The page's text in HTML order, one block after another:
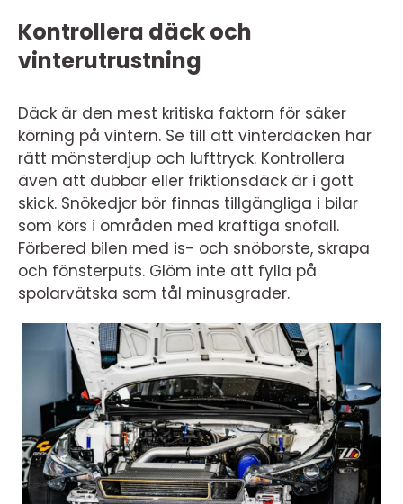
Kontrollera däck och
vinterutrustning
Däck är den mest kritiska faktorn för säker
körning på vintern. Se till att vinterdäcken har
rätt mönsterdjup och lufttryck. Kontrollera
även att dubbar eller friktionsdäck är i gott
skick. Snökedjor bör finnas tillgängliga i bilar
som körs i områden med kraftiga snöfall.
Förbered bilen med is- och snöborste, skrapa
och fönsterputs. Glöm inte att fylla på
spolarvätska som tål minusgrader.